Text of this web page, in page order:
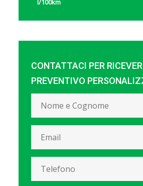
CONTATTACI PER
PREVENTIVO